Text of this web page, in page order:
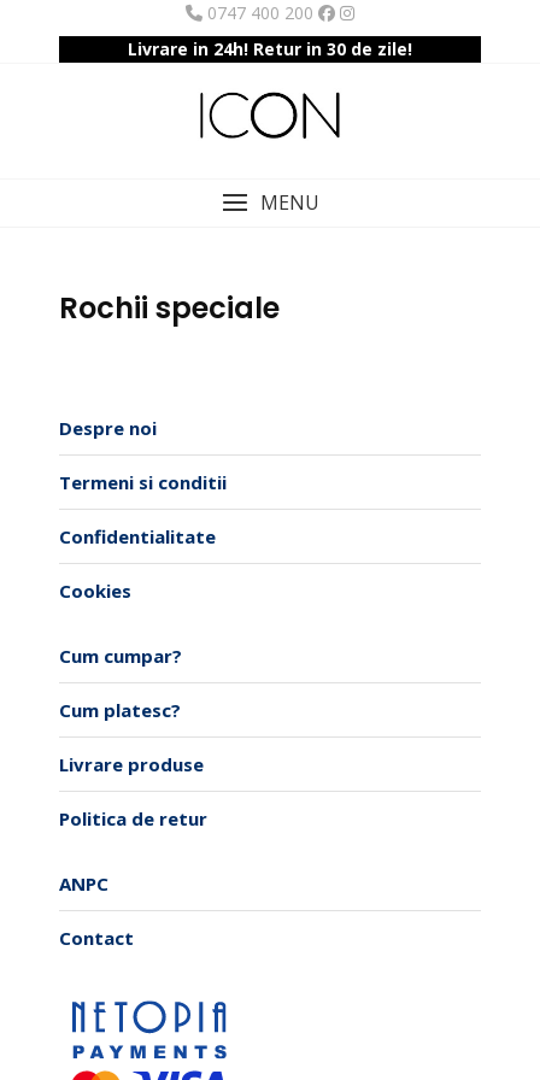
0747 400 200
Livrare in 24h! Retur in 30 de zile!
MENU
Rochii speciale
Despre noi
Termeni si conditii
Confidentialitate
Cookies
Cum cumpar?
Cum platesc?
Livrare produse
Politica de retur
ANPC
Contact